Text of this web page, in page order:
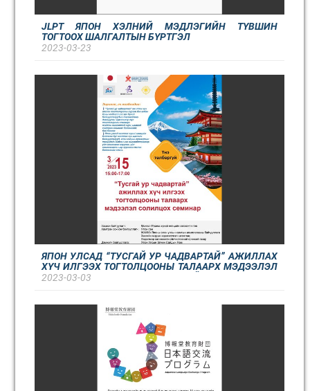
JLPT ЯПОН ХЭЛНИЙ МЭДЛЭГИЙН ТҮВШИН
ТОГТООХ ШАЛГАЛТЫН БҮРТГЭЛ
2023-03-23
ЯПОН УЛСАД “ТУСГАЙ УР ЧАДВАРТАЙ” АЖИЛЛАХ
ХҮЧ ИЛГЭЭХ ТОГТОЛЦООНЫ ТАЛААРХ МЭДЭЭЛЭЛ
СОЛИЛЦОХ СЕМИНАРТ УРЬЖ БАЙНА
2023-03-03